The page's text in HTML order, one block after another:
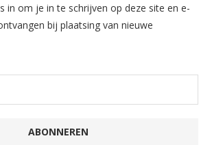
in om je in te schrijven op deze site en e-
bij plaatsing van nieuwe
ABONNEREN